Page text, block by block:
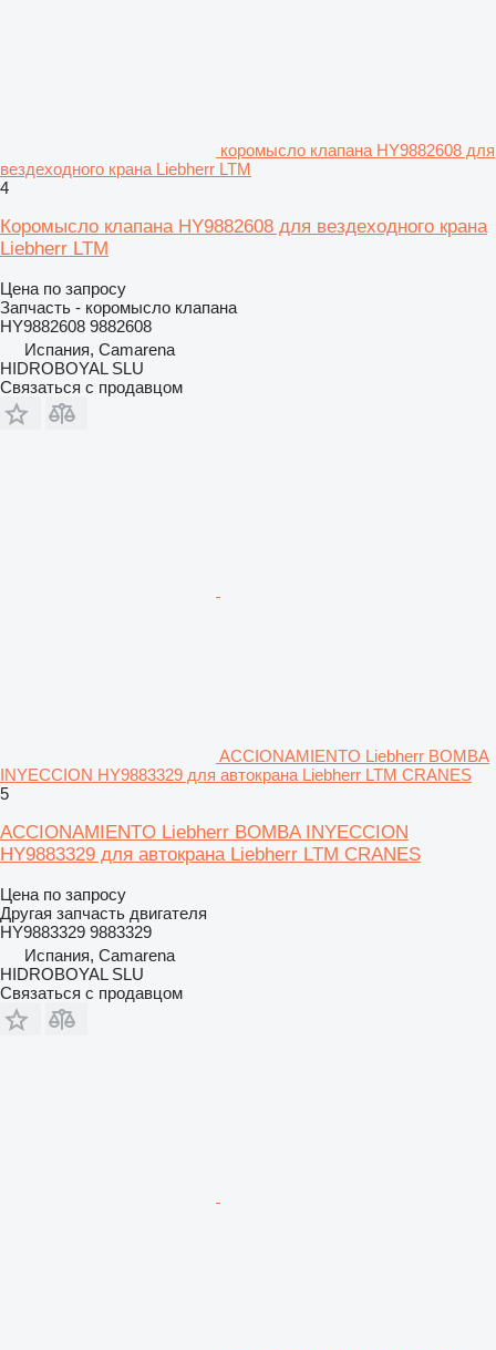
коромысло клапана HY9882608 для
вездеходного крана Liebherr LTM
4
Коромысло клапана HY9882608 для вездеходного крана
Liebherr LTM
Цена по запросу
Запчасть - коромысло клапана
HY9882608 9882608
Испания, Camarena
HIDROBOYAL SLU
Связаться с продавцом
ACCIONAMIENTO Liebherr BOMBA
INYECCION HY9883329 для автокрана Liebherr LTM CRANES
5
ACCIONAMIENTO Liebherr BOMBA INYECCION
HY9883329 для автокрана Liebherr LTM CRANES
Цена по запросу
Другая запчасть двигателя
HY9883329 9883329
Испания, Camarena
HIDROBOYAL SLU
Связаться с продавцом